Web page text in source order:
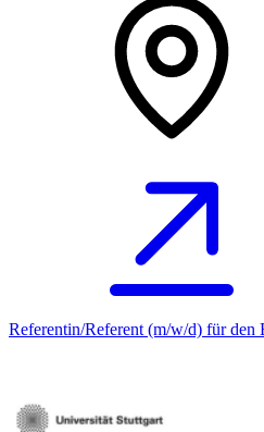
Referentin/Referent (m/w/d) für den